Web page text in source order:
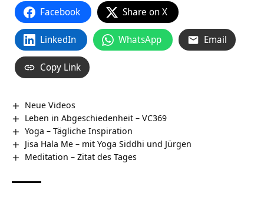
Facebook Share on X
LinkedIn WhatsApp Email
Copy Link
Neue Videos
Leben in Abgeschiedenheit – VC369
Yoga – Tägliche Inspiration
Jisa Hala Me – mit Yoga Siddhi und Jürgen
Meditation – Zitat des Tages